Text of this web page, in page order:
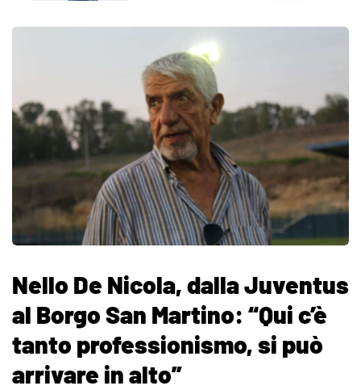
Nello De Nicola, dalla Juventus
al Borgo San Martino: “Qui c’è
tanto professionismo, si può
arrivare in alto”